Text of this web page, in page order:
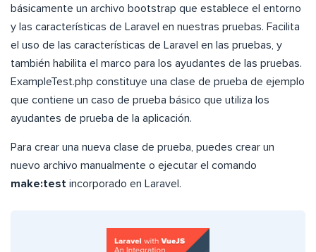
básicamente un archivo bootstrap que establece el entorno
y las características de Laravel en nuestras pruebas. Facilita
el uso de las características de Laravel en las pruebas, y
también habilita el marco para los ayudantes de las pruebas.
ExampleTest.php constituye una clase de prueba de ejemplo
que contiene un caso de prueba básico que utiliza los
ayudantes de prueba de la aplicación.
Para crear una nueva clase de prueba, puedes crear un
nuevo archivo manualmente o ejecutar el comando
make:test incorporado en Laravel.